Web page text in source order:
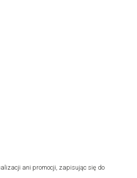
ani promocji, zapisując się do